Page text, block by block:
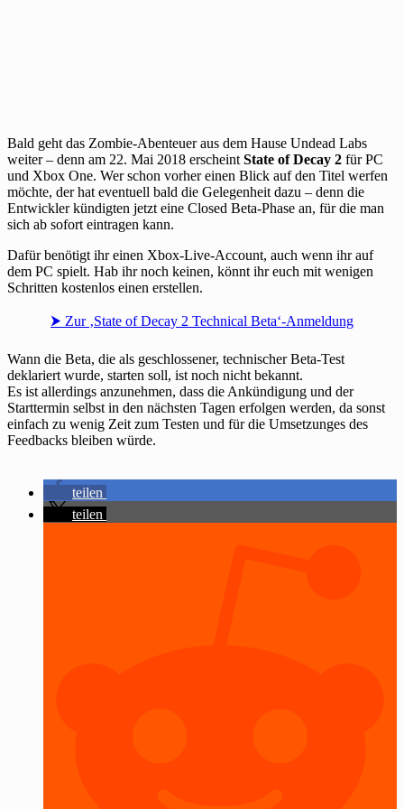
Bald geht das Zombie-Abenteuer aus dem Hause Undead Labs
weiter – denn am 22. Mai 2018 erscheint State of Decay 2 für PC
und Xbox One. Wer schon vorher einen Blick auf den Titel werfen
möchte, der hat eventuell bald die Gelegenheit dazu – denn die
Entwickler kündigten jetzt eine Closed Beta-Phase an, für die man
sich ab sofort eintragen kann.
Dafür benötigt ihr einen Xbox-Live-Account, auch wenn ihr auf
dem PC spielt. Hab ihr noch keinen, könnt ihr euch mit wenigen
Schritten kostenlos einen erstellen.
⮞ Zur ‚State of Decay 2 Technical Beta‘-Anmeldung
Wann die Beta, die als geschlossener, technischer Beta-Test
deklariert wurde, starten soll, ist noch nicht bekannt.
Es ist allerdings anzunehmen, dass die Ankündigung und der
Starttermin selbst in den nächsten Tagen erfolgen werden, da sonst
einfach zu wenig Zeit zum Testen und für die Umsetzunges des
Feedbacks bleiben würde.
teilen
teilen